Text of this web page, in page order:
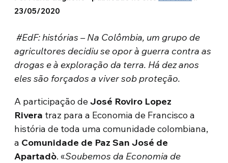
23/05/2020
#EdF: histórias – Na Colômbia, um grupo de
agricultores decidiu se opor à guerra contra as
drogas e à exploração da terra. Há dez anos
eles são forçados a viver sob proteção.
A participação deJosé Roviro Lopez
Rivera traz para a Economia de Francisco a
história de toda uma comunidade colombiana,
a Comunidade de Paz San José de
Apartadò. «Soubemos da Economia de